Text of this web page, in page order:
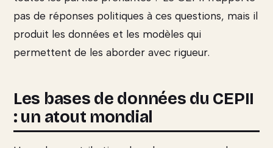
pas de réponses politiques à ces questions, mais il
produit les données et les modèles qui
permettent de les aborder avec rigueur.
Les bases de données du CEPII
: un atout mondial